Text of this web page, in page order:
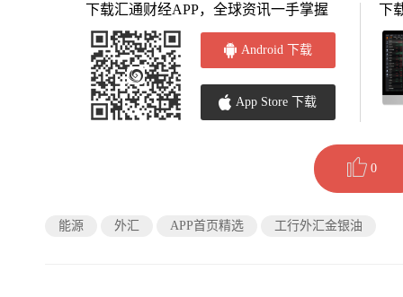
下载汇通财经APP，全球资讯一手掌握
Android 下载
App Store 下载
下
0
能源 外汇 APP首页精选 工行外汇金银油